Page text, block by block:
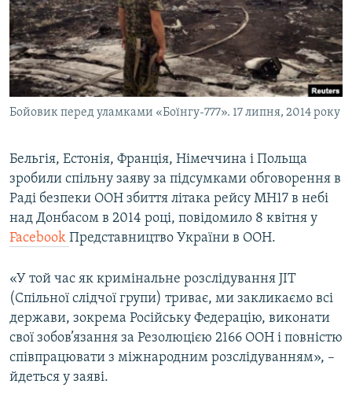
ВІДЕОУРОКИ «ELIFBE»
СВІДЧЕННЯ ОКУПАЦІЇ
УКРАЇНСЬКА ПРОБЛЕМА КРИМУ
ІНФОГРАФІКА
Русский
Qırımtatar
ДОЛУЧАЙСЯ!
Усі сайти RFE/RL
Бойовик перед уламками «Боїнгу-777». 17 липня, 2014 року
Бельгія, Естонія, Франція, Німеччина і Польща
зробили спільну заяву за підсумками обговорення в
Раді безпеки ООН збиття літака рейсу MH17 в небі
над Донбасом в 2014 році, повідомило 8 квітня у
Facebook Представництво України в ООН.
«У той час як кримінальне розслідування JIT
(Спільної слідчої групи) триває, ми закликаємо всі
держави, зокрема Російську Федерацію, виконати
свої зобов’язання за Резолюцією 2166 ООН і повністю
співпрацювати з міжнародним розслідуванням», –
йдеться у заяві.